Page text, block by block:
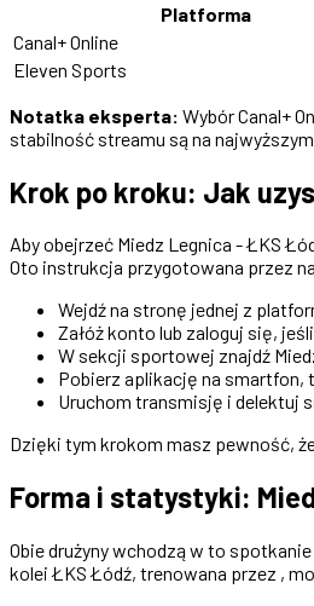
Platforma
Canal+ Online
Eleven Sports
Notatka eksperta: Wybór Canal+
stabilność streamu są na
Krok po kroku: Jak
Aby obejrzeć Miedz Legnica - ŁKS
Oto instrukcja przygotowana przez
Wejdź na stronę jednej z
Załóż konto lub zaloguj się,
W sekcji sportowej znajdź
Pobierz aplikację na smartfon,
Uruchom transmisję i delektuj
Dzięki tym krokom masz pewność,
Forma i statystyki:
Obie drużyny wchodzą w to
kolei ŁKS Łódź, trenowana przez ,